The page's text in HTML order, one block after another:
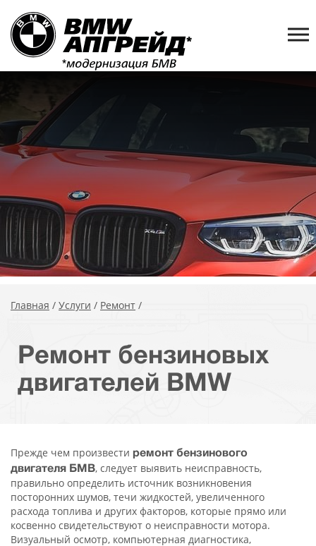
Главная / Услуги / Ремонт /
Ремонт бензиновых
двигателей BMW
Прежде чем произвести ремонт бензинового
двигателя БМВ, следует выявить неисправность,
правильно определить источник возникновения
посторонних шумов, течи жидкостей, увеличенного
расхода топлива и других факторов, которые прямо или
косвенно свидетельствуют о неисправности мотора.
Визуальный осмотр, компьютерная диагностика,